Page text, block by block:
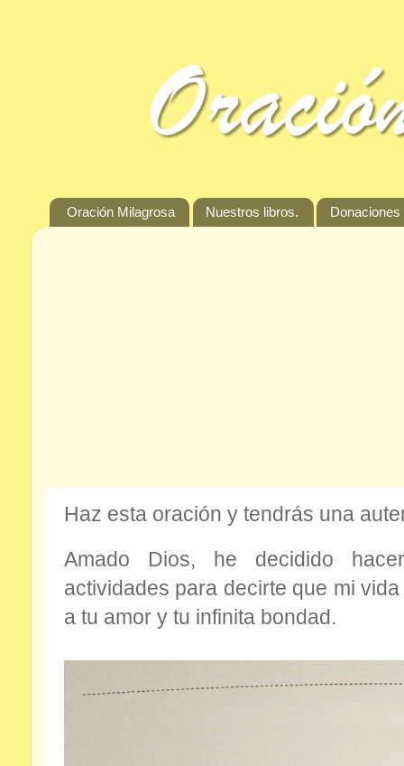
Oración Milagrosa Nuestros libros. Donaciones
Haz esta oración y tendrás una
Amado Dios, he decidido
actividades para decirte que mi
a tu amor y tu infinita bondad.